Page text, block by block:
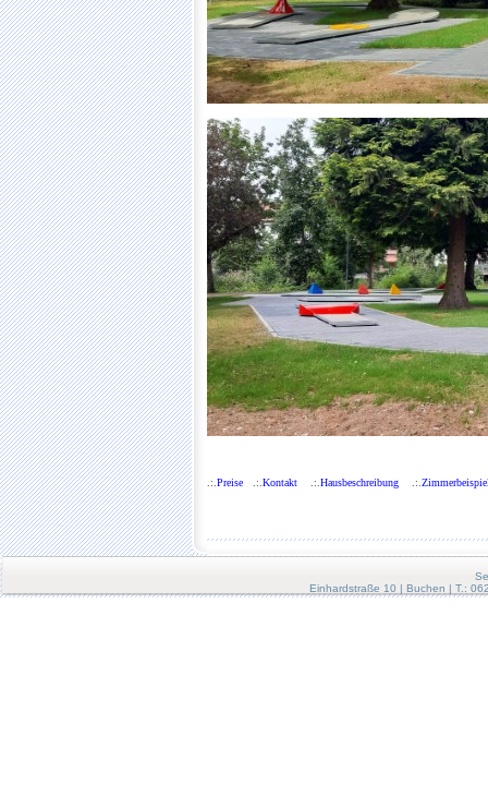
.:. Preise .:. Kontakt .:. Hausbeschreibung .:.
Einhardstraße 10 | Buchen | T.: